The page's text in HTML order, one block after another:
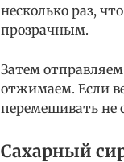
несколько раз,
прозрачным.
Затем
отжимаем. Если
перемешивать не
Сахарный